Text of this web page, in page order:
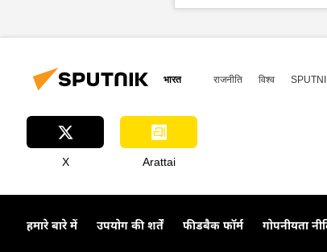
भारत राजनीति विश्व
X Arattai
हमारे बारे में उपयोग की शर्तें फीडबैक फॉर्म गोपनीयता